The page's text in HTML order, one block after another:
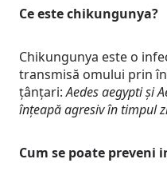
Ce este chikungunya?
Chikungunya este o
transmisă omului prin
țânțari:Aedes aegypti și
înțeapă agresiv în timpul
Cum se poate preveni